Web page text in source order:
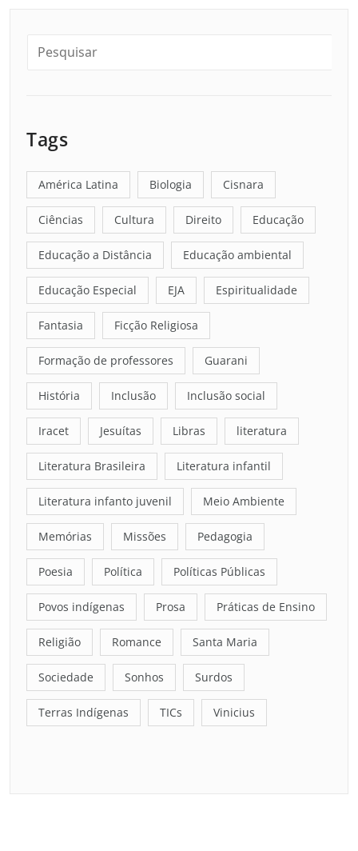
Tags
América Latina Biologia Cisnara
Ciências Cultura Direito Educação
Educação a Distância Educação ambiental
Educação Especial EJA Espiritualidade
Fantasia Ficção Religiosa
Formação de professores Guarani
História Inclusão Inclusão social
Iracet Jesuítas Libras literatura
Literatura Brasileira Literatura infantil
Literatura infanto juvenil Meio Ambiente
Memórias Missões Pedagogia
Poesia Política Políticas Públicas
Povos indígenas Prosa Práticas de Ensino
Religião Romance Santa Maria
Sociedade Sonhos Surdos
Terras Indígenas TICs Vinicius